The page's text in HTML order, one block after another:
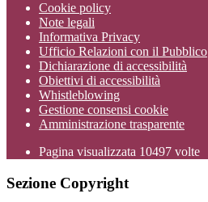
Cookie policy
Note legali
Informativa Privacy
Ufficio Relazioni con il Pubblico
Dichiarazione di accessibilità
Obiettivi di accessibilità
Whistleblowing
Gestione consensi cookie
Amministrazione trasparente
Pagina visualizzata 10497 volte
Sezione Copyright